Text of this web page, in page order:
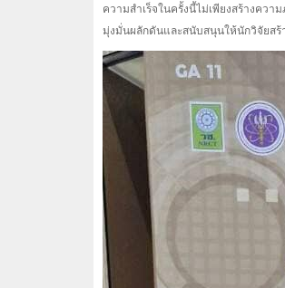
ความสำเร็จในครั้งนี้ไม่เพียงสร้างคว
มุ่งมั่นผลักดันและสนับสนุนให้นักวิจัยส